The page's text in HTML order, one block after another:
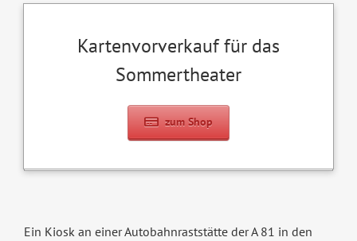
Kartenvorverkauf für das
Sommertheater
zum Shop
Ein Kiosk an einer Autobahnraststätte der A 81 in den